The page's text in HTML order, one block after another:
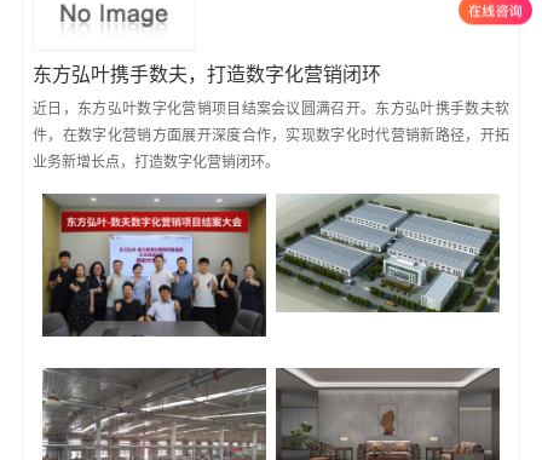
东方弘叶携手数夫，打造数字化营销闭环
近日，东方弘叶数字化营销项目结案会议圆满召开。东方弘叶携手数夫软
件，在数字化营销方面展开深度合作，实现数字化时代营销新路径，开拓
业务新增长点，打造数字化营销闭环。